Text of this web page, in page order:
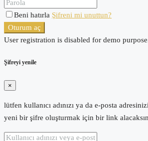
Beni hatırla Şifreni mi unuttun?
Oturum aç
User registration is disabled for demo
Şifreyi yenile
×
lütfen kullanıcı adınızı ya da e-posta
yeni bir şifre oluşturmak için bir link